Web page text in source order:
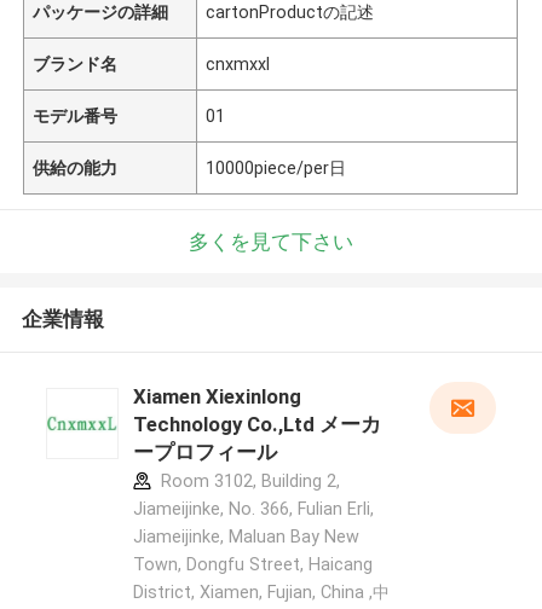
パッケージの詳細 cartonProductの記述
ブランド名 cnxmxxl
モデル番号 01
供給の能力 10000piece/per日
多くを見て下さい
企業情報
Xiamen Xiexinlong
Technology Co.,Ltd メーカ
ープロフィール
Room 3102, Building 2,
Jiameijinke, No. 366, Fulian Erli,
Jiameijinke, Maluan Bay New
Town, Dongfu Street, Haicang
District, Xiamen, Fujian, China ,中